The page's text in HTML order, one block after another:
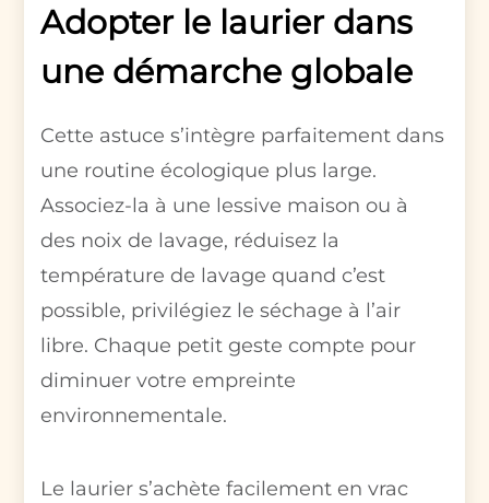
Adopter le laurier dans
une démarche globale
Cette astuce s’intègre parfaitement dans
une routine écologique plus large.
Associez-la à une lessive maison ou à
des noix de lavage, réduisez la
température de lavage quand c’est
possible, privilégiez le séchage à l’air
libre. Chaque petit geste compte pour
diminuer votre empreinte
environnementale.
Le laurier s’achète facilement en vrac